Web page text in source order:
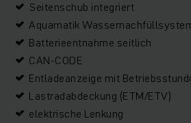
Seitenschub integriert
Aquamatik
Batterieentnahme seitlich
CAN-CODE
Entladeanzeige mit
Lastradabdeckung (ETM/ETV)
elektrische Lenkung